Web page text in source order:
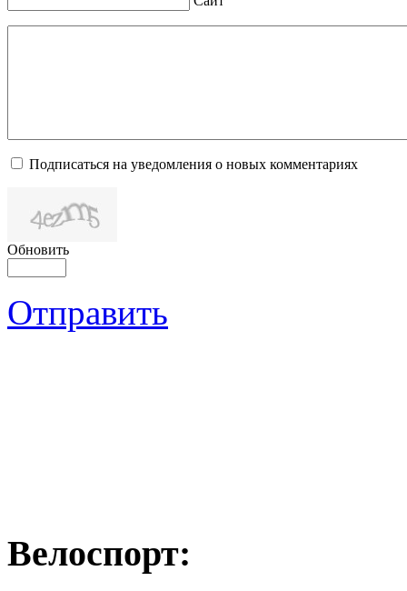
Подписаться на уведомления о новых комментариях
Обновить
Отправить
Велоспорт: